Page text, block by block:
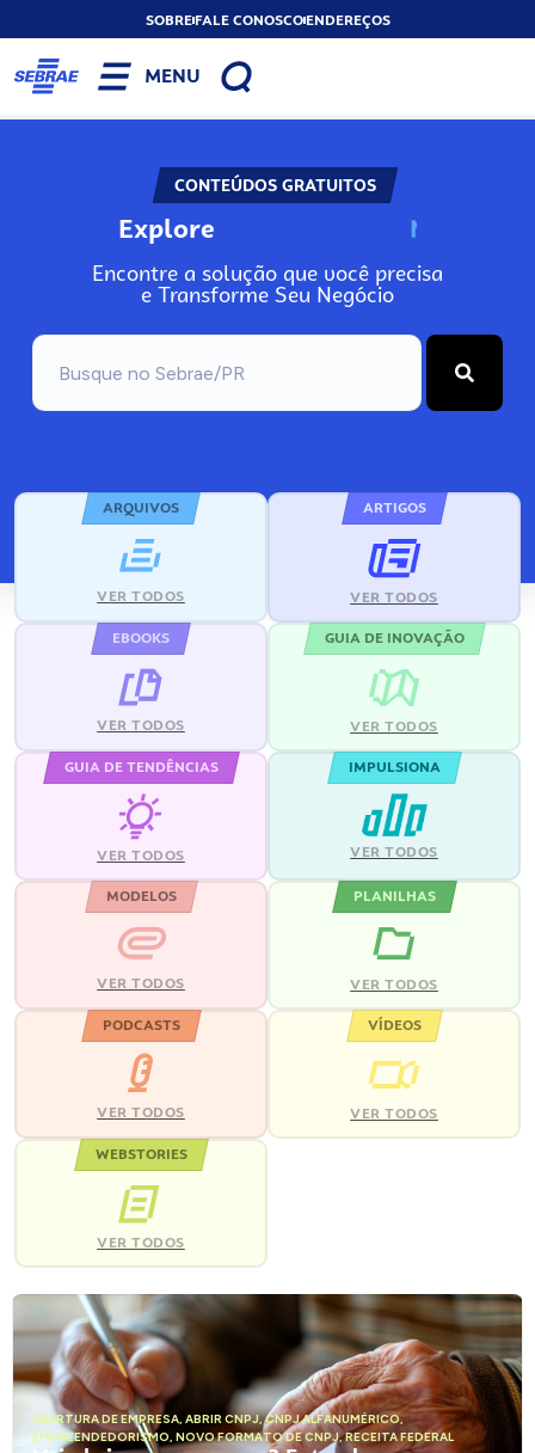
SOBREFALE CONOSCOENDEREÇOS
MENU
CONTEÚDOS GRATUITOS
Explore N
Encontre a solução que você precisa
e Transforme Seu Negócio
ARQUIVOS
VER TODOS
ARTIGOS
VER TODOS
EBOOKS
VER TODOS
GUIA DE INOVAÇÃO
VER TODOS
GUIA DE TENDÊNCIAS
VER TODOS
IMPULSIONA
VER TODOS
MODELOS
VER TODOS
PLANILHAS
VER TODOS
PODCASTS
VER TODOS
VÍDEOS
VER TODOS
WEBSTORIES
VER TODOS
ABERTURA DE EMPRESA, ABRIR CNPJ,CNPJ ALFANUMÉRICO,
EMPREENDEDORISMO, NOVO FORMATO DE CNPJ,RECEITA FEDERAL